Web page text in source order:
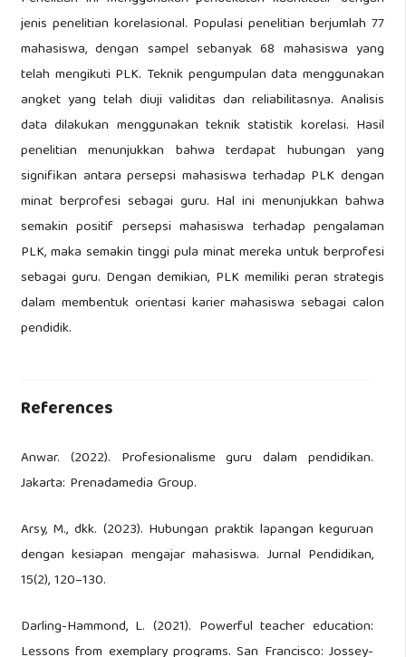
jenis penelitian korelasional. Populasi penelitian berjumlah 77
mahasiswa, dengan sampel sebanyak 68 mahasiswa yang
telah mengikuti PLK. Teknik pengumpulan data menggunakan
angket yang telah diuji validitas dan reliabilitasnya. Analisis
data dilakukan menggunakan teknik statistik korelasi. Hasil
penelitian menunjukkan bahwa terdapat hubungan yang
signifikan antara persepsi mahasiswa terhadap PLK dengan
minat berprofesi sebagai guru. Hal ini menunjukkan bahwa
semakin positif persepsi mahasiswa terhadap pengalaman
PLK, maka semakin tinggi pula minat mereka untuk berprofesi
sebagai guru. Dengan demikian, PLK memiliki peran strategis
dalam membentuk orientasi karier mahasiswa sebagai calon
pendidik.
References
Anwar. (2022). Profesionalisme guru dalam pendidikan.
Jakarta: Prenadamedia Group.
Arsy, M., dkk. (2023). Hubungan praktik lapangan keguruan
dengan kesiapan mengajar mahasiswa. Jurnal Pendidikan,
15(2), 120–130.
Darling-Hammond, L. (2021). Powerful teacher education: